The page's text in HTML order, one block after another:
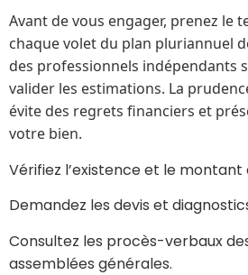
Avant de vous engager, prenez le
chaque volet du plan pluriannuel
des professionnels indépendants
valider les estimations. La
évite des regrets financiers et
votre bien.
Vérifiez l’existence et le montant
Demandez les devis et
Consultez les procès-verbaux
assemblées générales.